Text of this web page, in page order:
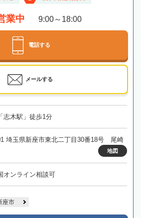
業中 9:00～18:00
電話する
メールする
志木駅」徒歩1分
埼玉県新座市東北二丁目30番18号 尾崎
地図
オンライン相談可
座市